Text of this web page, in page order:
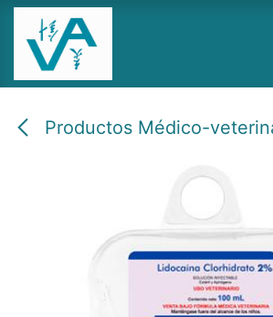
Ir al contenido
Productos Médico-